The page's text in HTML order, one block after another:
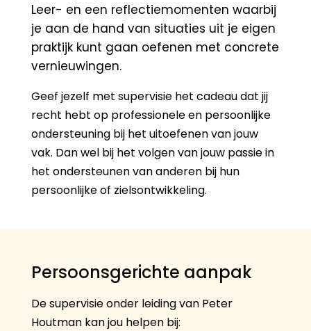
Leer- en een reflectiemomenten waarbij
je aan de hand van situaties uit je eigen
praktijk kunt gaan oefenen met concrete
vernieuwingen.
Geef jezelf met supervisie het cadeau dat jij
recht hebt op professionele en persoonlijke
ondersteuning bij het uitoefenen van jouw
vak. Dan wel bij het volgen van jouw passie in
het ondersteunen van anderen bij hun
persoonlijke of zielsontwikkeling.
Persoonsgerichte aanpak
De supervisie onder leiding van Peter
Houtman kan jou helpen bij: